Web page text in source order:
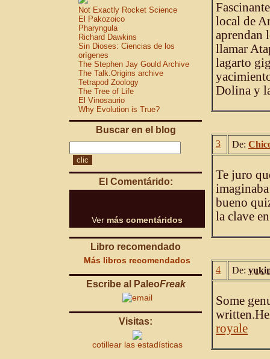
Not Exactly Rocket Science
El Pakozoico
Pharyngula
Richard Dawkins
Sin Dioses: Ciencias de los
orígenes
The Stephen Jay Gould Archive
The Talk.Origins archive
Tetrapod Zoology
The Tree of Life
El Vinosaurio
Why Evolution is True?
Buscar en el blog
El Comentárido:
Ver más comentáridos
Libro recomendado
Más libros recomendados
Escribe al PaleoFreak
Visitas:
cotillear las estadísticas
local de
aprendan
llamar
lagarto
Dolina y
3 De:
Te juro
bueno
la clave
4 De:
Some
royale